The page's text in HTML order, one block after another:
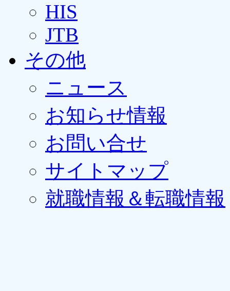
HIS
JTB
その他
ニュース
お知らせ情報
お問い合せ
サイトマップ
就職情報＆転職情報